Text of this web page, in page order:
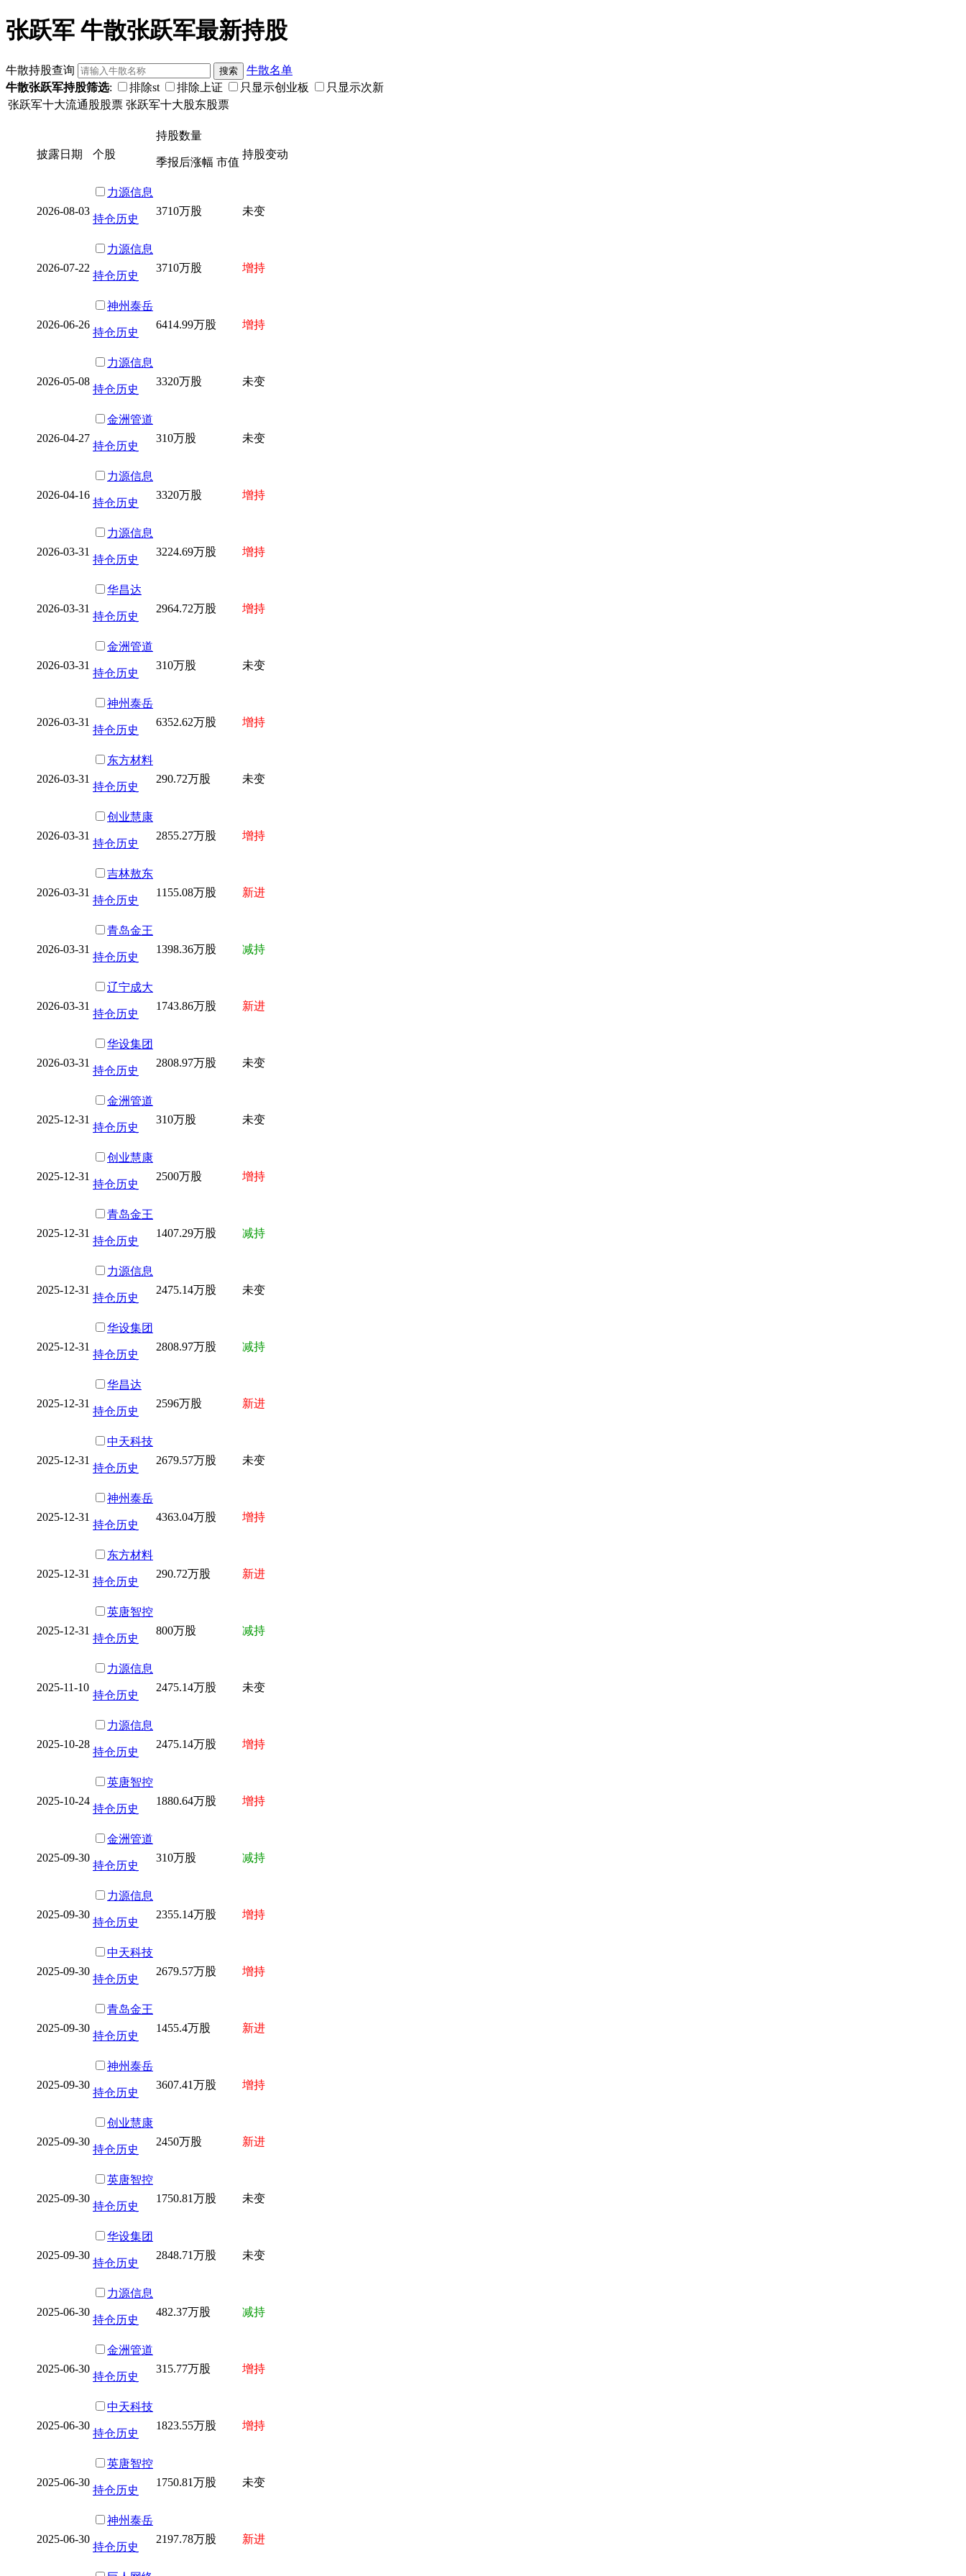
张跃军 牛散张跃军最新持股
牛散持股查询
牛散名单
牛散张跃军持股筛选: 排除st 排除上证 只显示创业板
只显示次新
张跃军十大流通股股票 张跃军十大股东股票
披露日期 个股
持股数量
季报后涨幅 市值
持股变动
2026-08-03
力源信息
持仓历史
3710万股 未变
2026-07-22
力源信息
持仓历史
3710万股 增持
2026-06-26
神州泰岳
持仓历史
6414.99万股 增持
2026-05-08
力源信息
持仓历史
3320万股 未变
2026-04-27
金洲管道
持仓历史
310万股 未变
2026-04-16
力源信息
持仓历史
3320万股 增持
2026-03-31
力源信息
持仓历史
3224.69万股 增持
2026-03-31
华昌达
持仓历史
2964.72万股 增持
2026-03-31
金洲管道
持仓历史
310万股 未变
2026-03-31
神州泰岳
持仓历史
6352.62万股 增持
2026-03-31
东方材料
持仓历史
290.72万股 未变
2026-03-31
创业慧康
持仓历史
2855.27万股 增持
2026-03-31
吉林敖东
持仓历史
1155.08万股 新进
2026-03-31
青岛金王
持仓历史
1398.36万股 减持
2026-03-31
辽宁成大
持仓历史
1743.86万股 新进
2026-03-31
华设集团
持仓历史
2808.97万股 未变
2025-12-31
金洲管道
持仓历史
310万股 未变
2025-12-31
创业慧康
持仓历史
2500万股 增持
2025-12-31
青岛金王
持仓历史
1407.29万股 减持
2025-12-31
力源信息
持仓历史
2475.14万股 未变
2025-12-31
华设集团
持仓历史
2808.97万股 减持
2025-12-31
华昌达
持仓历史
2596万股 新进
2025-12-31
中天科技
持仓历史
2679.57万股 未变
2025-12-31
神州泰岳
持仓历史
4363.04万股 增持
2025-12-31
东方材料
持仓历史
290.72万股 新进
2025-12-31
英唐智控
持仓历史
800万股 减持
2025-11-10
力源信息
持仓历史
2475.14万股 未变
2025-10-28
力源信息
持仓历史
2475.14万股 增持
2025-10-24
英唐智控
持仓历史
1880.64万股 增持
2025-09-30
金洲管道
持仓历史
310万股 减持
2025-09-30
力源信息
持仓历史
2355.14万股 增持
2025-09-30
中天科技
持仓历史
2679.57万股 增持
2025-09-30
青岛金王
持仓历史
1455.4万股 新进
2025-09-30
神州泰岳
持仓历史
3607.41万股 增持
2025-09-30
创业慧康
持仓历史
2450万股 新进
2025-09-30
英唐智控
持仓历史
1750.81万股 未变
2025-09-30
华设集团
持仓历史
2848.71万股 未变
2025-06-30
力源信息
持仓历史
482.37万股 减持
2025-06-30
金洲管道
持仓历史
315.77万股 增持
2025-06-30
中天科技
持仓历史
1823.55万股 增持
2025-06-30
英唐智控
持仓历史
1750.81万股 未变
2025-06-30
神州泰岳
持仓历史
2197.78万股 新进